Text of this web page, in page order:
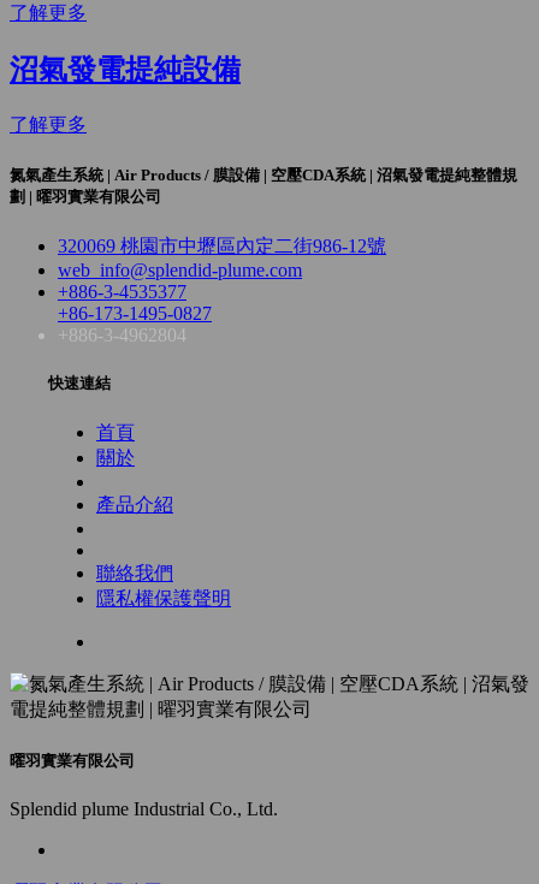
了解更多
沼氣發電提純設備
了解更多
氮氣產生系統 | Air Products / 膜設備 | 空壓CDA系統 | 沼氣發電提純整體規
劃 | 曜羽實業有限公司
320069 桃園市中壢區內定二街986-12號
web_info@splendid-plume.com
+886-3-4535377
+86-173-1495-0827
+886-3-4962804
快速連結
首頁
關於
產品介紹
聯絡我們
隱私權保護聲明
曜羽實業有限公司
Splendid plume Industrial Co., Ltd.